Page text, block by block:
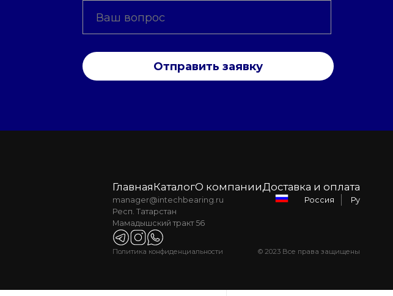
Отправить заявку
ГлавнаяКаталогО компанииДоставка и оплата
manager@intechbearing.ru
Респ. Татарстан
Мамадышский тракт 56
Россия Ру
Политика конфиденциальности © 2023 Все права защищены